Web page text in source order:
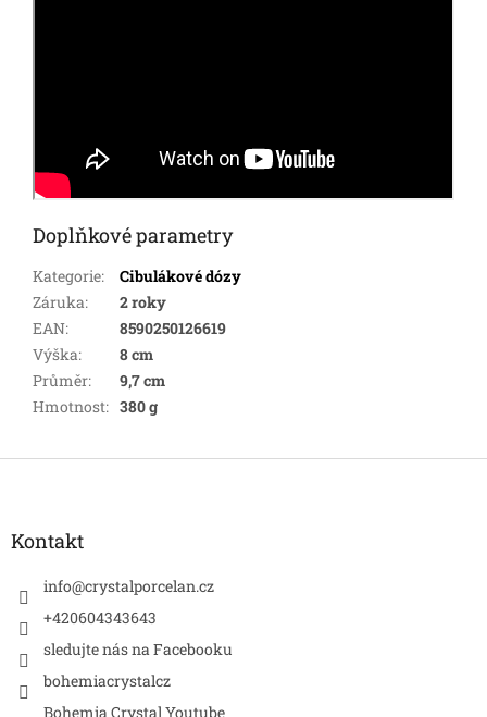
Doplňkové parametry
Kategorie:
Cibulákové dózy
Záruka:
2 roky
EAN:
8590250126619
Výška:
8 cm
Průměr:
9,7 cm
Hmotnost: 380 g
Z
Kontakt
info@crystalporcelan.cz
+420604343643
sledujte nás na Facebooku
bohemiacrystalcz
Bohemia Crystal Youtube